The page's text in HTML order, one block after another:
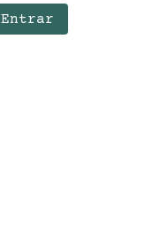
Entrar